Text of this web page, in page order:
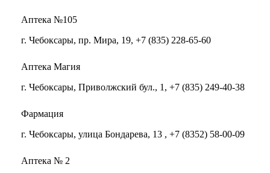
Аптека №105
г. Чебоксары, пр. Мира, 19, +7 (835) 228-65-60
Аптека Магия
г. Чебоксары, Приволжский бул., 1, +7 (835) 249-40-38
Фармация
г. Чебоксары, улица Бондарева, 13 , +7 (8352) 58-00-09
Аптека № 2